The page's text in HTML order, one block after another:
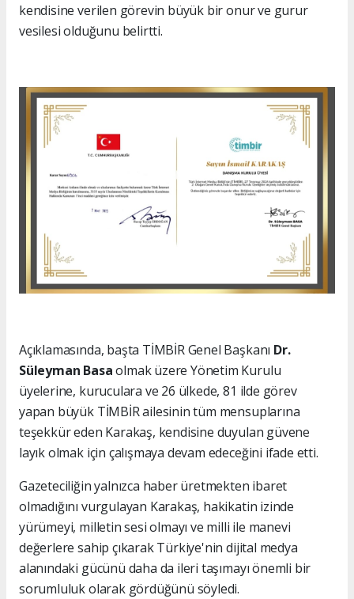
kendisine verilen görevin büyük bir onur ve gurur
vesilesi olduğunu belirtti.
Açıklamasında, başta TİMBİR Genel Başkanı Dr.
Süleyman Basaolmak üzere Yönetim Kurulu
üyelerine, kuruculara ve 26 ülkede, 81 ilde görev
yapan büyük TİMBİR ailesinin tüm mensuplarına
teşekkür eden Karakaş, kendisine duyulan güvene
layık olmak için çalışmaya devam edeceğini ifade etti.
Gazeteciliğin yalnızca haber üretmekten ibaret
olmadığını vurgulayan Karakaş, hakikatin izinde
yürümeyi, milletin sesi olmayı ve milli ile manevi
değerlere sahip çıkarak Türkiye'nin dijital medya
alanındaki gücünü daha da ileri taşımayı önemli bir
sorumluluk olarak gördüğünü söyledi.